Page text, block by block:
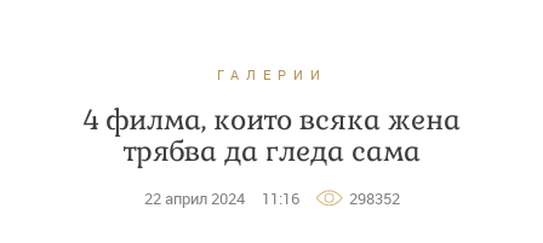
ГАЛЕРИИ
4 филма, които всяка жена
трябва да гледа сама
22 април 2024 11:16 298352